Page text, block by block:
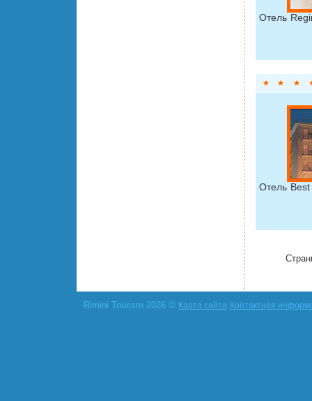
Отель
Отель
Rimini Tourism 2026 © Карта сайта Контактная